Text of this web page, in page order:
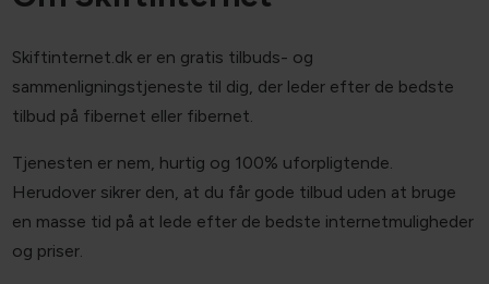
Skiftinternet.dk er en gratis tilbuds- og
sammenligningstjeneste til dig, der leder efter de bedste
tilbud på fibernet eller fibernet.
Tjenesten er nem, hurtig og 100% uforpligtende.
Herudover sikrer den, at du får gode tilbud uden at bruge
en masse tid på at lede efter de bedste internetmuligheder
og priser.